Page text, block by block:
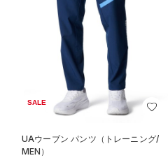
SALE
UAウーブン パンツ（トレーニング/
MEN）